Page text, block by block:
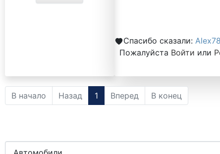
Спасибо сказали:
Пожалуйста Войти или
В начало Назад 1 Вперед В конец